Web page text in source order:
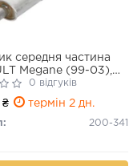
середня частина
Megane (99-03),
Megane Scenic
RENAULT Scenic
01) (200-341)
0 відгуків
₴ термін 2 дн.
200-341